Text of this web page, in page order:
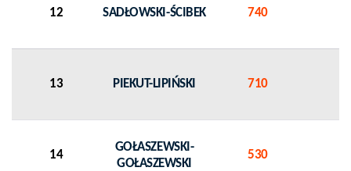
12 SADŁOWSKI-ŚCIBEK 740
13 PIEKUT-LIPIŃSKI 710
14
GOŁASZEWSKI-
GOŁASZEWSKI
530